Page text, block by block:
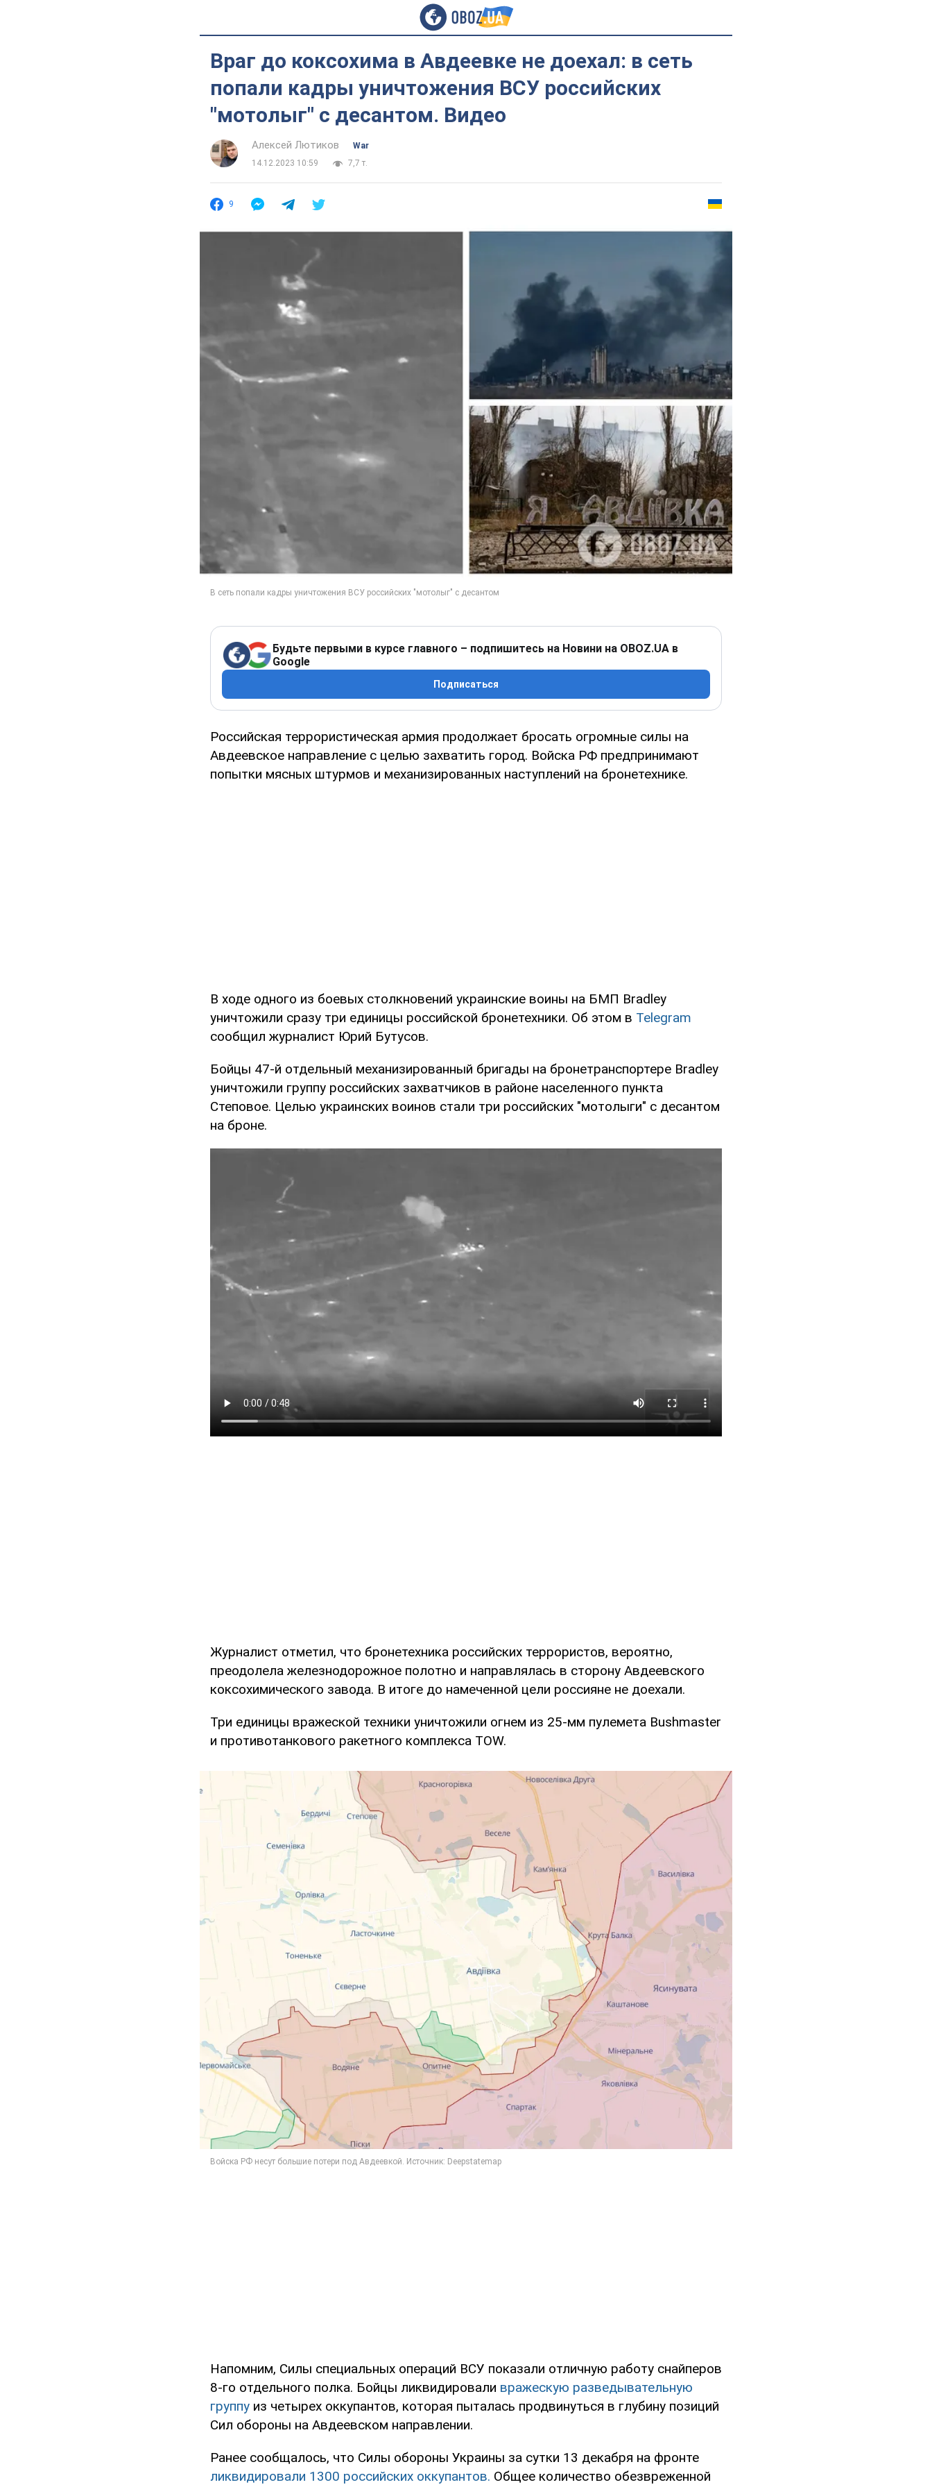
Враг до коксохима в Авдеевке не доехал: в сеть
попали кадры уничтожения ВСУ российских
"мотолыг" с десантом. Видео
Алексей Лютиков
War
14.12.2023 10:59
7,7 т.
9
Будьте первыми в курсе главного – подпишитесь на Новини на OBOZ.UA в
Google
Подписаться
Российская террористическая армия продолжает бросать огромные силы на
Авдеевское направление с целью захватить город. Войска РФ предпринимают
попытки мясных штурмов и механизированных наступлений на бронетехнике.
В ходе одного из боевых столкновений украинские воины на БМП Bradley
уничтожили сразу три единицы российской бронетехники. Об этом в Telegram
сообщил журналист Юрий Бутусов.
Бойцы 47-й отдельный механизированный бригады на бронетранспортере Bradley
уничтожили группу российских захватчиков в районе населенного пункта
Степовое. Целью украинских воинов стали три российских "мотолыги" с десантом
на броне.
Журналист отметил, что бронетехника российских террористов, вероятно,
преодолела железнодорожное полотно и направлялась в сторону Авдеевского
коксохимического завода. В итоге до намеченной цели россияне не доехали.
Три единицы вражеской техники уничтожили огнем из 25-мм пулемета Bushmaster
и противотанкового ракетного комплекса TOW.
Напомним, Силы специальных операций ВСУ показали отличную работу снайперов
8-го отдельного полка. Бойцы ликвидировали вражескую разведывательную
группу из четырех оккупантов, которая пыталась продвинуться в глубину позиций
Сил обороны на Авдеевском направлении.
Ранее сообщалось, что Силы обороны Украины за сутки 13 декабря на фронте
ликвидировали 1300 российских оккупантов. Общее количество обезвреженной